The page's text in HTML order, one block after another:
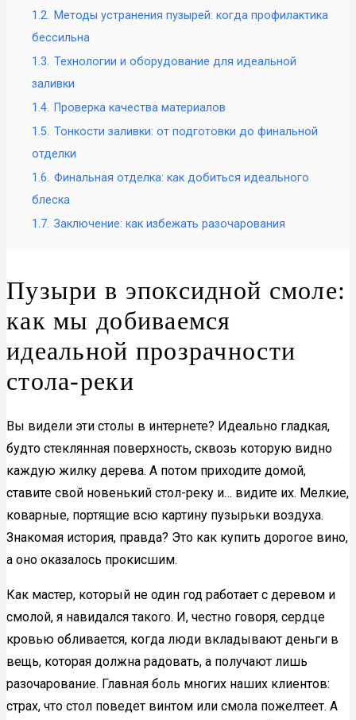
1.2. Методы устранения пузырей: когда профилактика
бессильна
1.3. Технологии и оборудование для идеальной
заливки
1.4. Проверка качества материалов
1.5. Тонкости заливки: от подготовки до финальной
отделки
1.6. Финальная отделка: как добиться идеального
блеска
1.7. Заключение: как избежать разочарования
Пузыри в эпоксидной смоле:
как мы добиваемся
идеальной прозрачности
стола-реки
Вы видели эти столы в интернете? Идеально гладкая,
будто стеклянная поверхность, сквозь которую видно
каждую жилку дерева. А потом приходите домой,
ставите свой новенький стол-реку и… видите их. Мелкие,
коварные, портящие всю картину пузырьки воздуха.
Знакомая история, правда? Это как купить дорогое вино,
а оно оказалось прокисшим.
Как мастер, который не один год работает с деревом и
смолой, я навидался такого. И, честно говоря, сердце
кровью обливается, когда люди вкладывают деньги в
вещь, которая должна радовать, а получают лишь
разочарование. Главная боль многих наших клиентов:
страх, что стол поведет винтом или смола пожелтеет. А